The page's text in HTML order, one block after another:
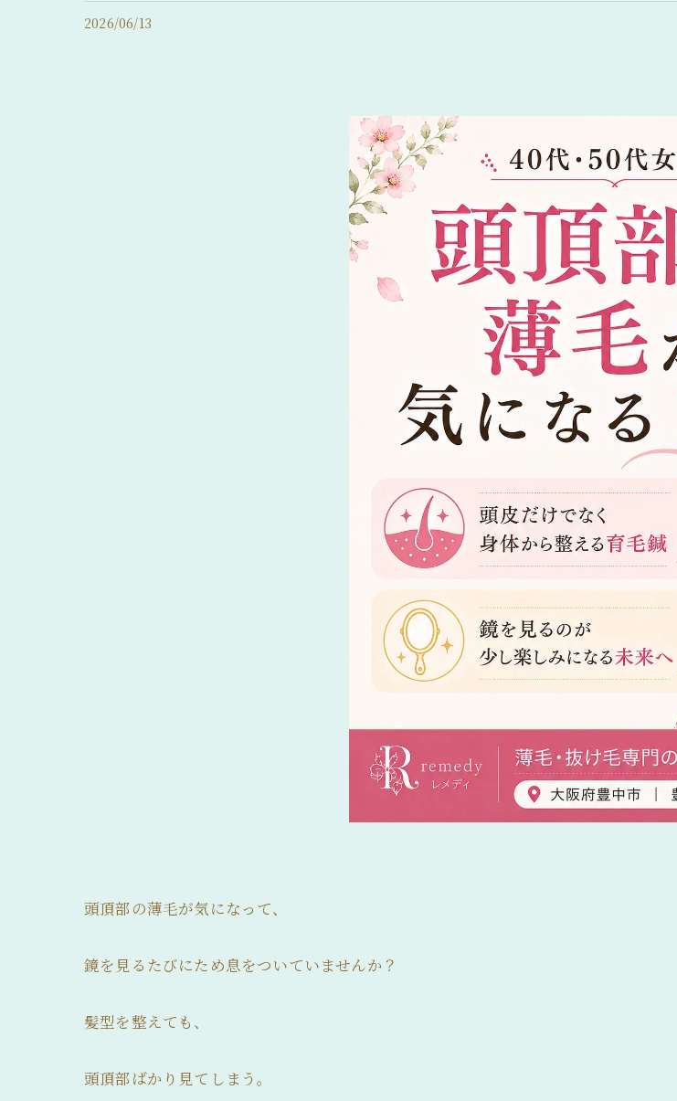
慢性休止期脱毛症
2026/06/13
頭頂部の薄毛が気になって、
鏡を見るたびにため息をついていませんか？
髪型を整えても、
頭頂部ばかり見てしまう。